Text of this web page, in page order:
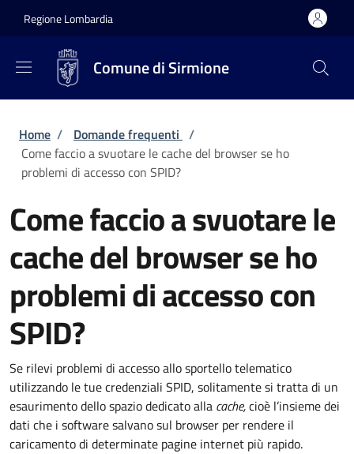
Regione Lombardia
Comune di Sirmione
Briciole di pane
Home / Domande frequenti /
Come faccio a svuotare le cache del browser se ho
problemi di accesso con SPID?
Come faccio a svuotare le
cache del browser se ho
problemi di accesso con
SPID?
Se rilevi problemi di accesso allo sportello telematico
utilizzando le tue credenziali SPID, solitamente si tratta di un
esaurimento dello spazio dedicato alla cache,cioè l’insieme dei
dati che i software salvano sul browser per rendere il
caricamento di determinate pagine internet più rapido.